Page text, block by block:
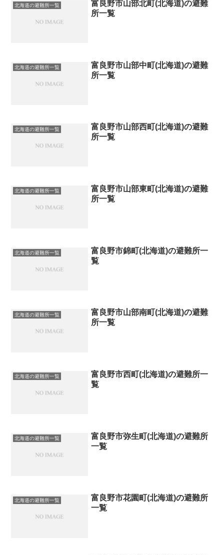
北海道の避難所一覧
富良野市山部北町(北海道)の避難
所一覧
北海道の避難所一覧
富良野市山部中町(北海道)の避難
所一覧
北海道の避難所一覧
富良野市山部西町(北海道)の避難
所一覧
北海道の避難所一覧
富良野市山部東町(北海道)の避難
所一覧
北海道の避難所一覧
富良野市錦町(北海道)の避難所一
覧
北海道の避難所一覧
富良野市山部南町(北海道)の避難
所一覧
北海道の避難所一覧
富良野市西町(北海道)の避難所一
覧
北海道の避難所一覧
富良野市弥生町(北海道)の避難所
一覧
北海道の避難所一覧
富良野市花園町(北海道)の避難所
一覧